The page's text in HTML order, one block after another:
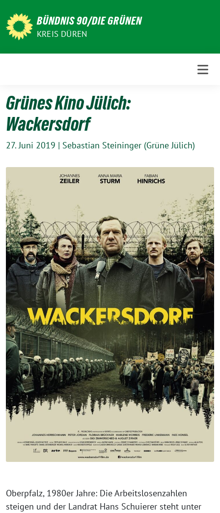
zum
Inhalt
BÜNDNIS 90/DIE GRÜNEN
KREIS DÜREN
Grünes Kino Jülich:
Wackersdorf
27. Juni 2019 | Sebastian Steininger (Grüne Jülich)
Oberpfalz, 1980er Jahre: Die Arbeitslosenzahlen
steigen und der Landrat Hans Schuierer steht unter